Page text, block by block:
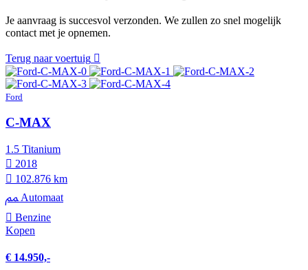
Je aanvraag is succesvol verzonden. We zullen zo snel mogelijk
contact met je opnemen.
Terug naar voertuig
Ford
C-MAX
1.5 Titanium
2018
102.876 km
Automaat
Benzine
Kopen
€ 14.950,-